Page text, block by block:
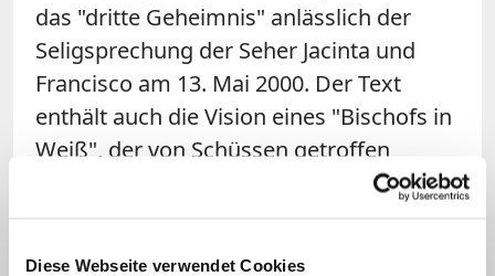
Diese Webseite verwendet Cookies
das "dritte Geheimnis" anlässlich der
Seligsprechung der Seher Jacinta und
Francisco am 13. Mai 2000. Der Text
enthält auch die Vision eines "Bischofs in
Weiß", der von Schüssen getroffen
zusammenbricht. Schwester Lucia und